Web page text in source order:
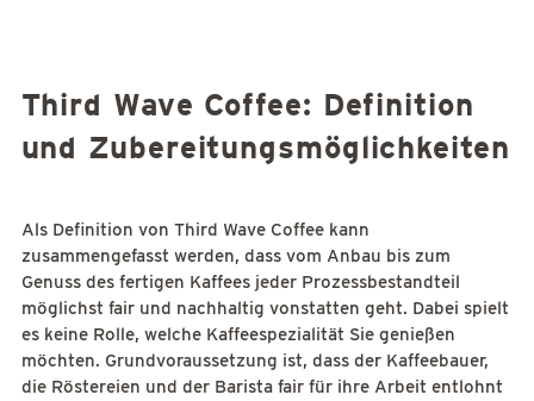
Third Wave Coffee: Definition
und Zubereitungsmöglichkeiten
Als Definition von Third Wave Coffee kann
zusammengefasst werden, dass vom Anbau bis zum
Genuss des fertigen Kaffees jeder Prozessbestandteil
möglichst fair und nachhaltig vonstatten geht. Dabei spielt
es keine Rolle, welche Kaffeespezialität Sie genießen
möchten. Grundvoraussetzung ist, dass der Kaffeebauer,
die Röstereien und der Barista fair für ihre Arbeit entlohnt